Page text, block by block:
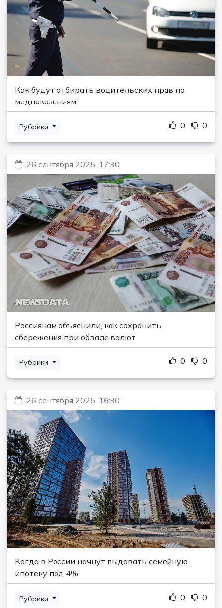
Как будут отбирать водительских прав по
медпоказаниям
Рубрики 0 0
26 сентября 2025, 17:30
Россиянам объяснили, как сохранить
сбережения при обвале валют
Рубрики 0 0
26 сентября 2025, 16:30
Когда в России начнут выдавать семейную
ипотеку под 4%
Рубрики 0 0